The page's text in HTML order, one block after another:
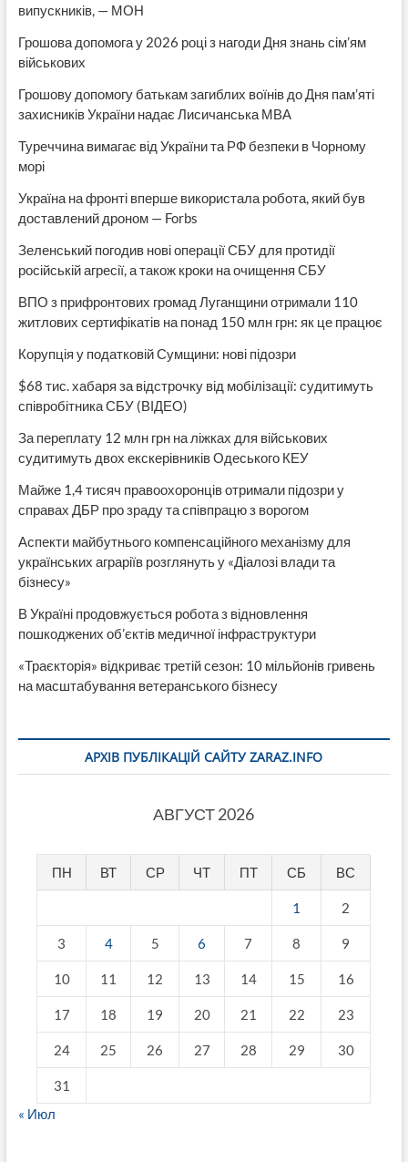
випускників, — МОН
Грошова допомога у 2026 році з нагоди Дня знань сім’ям
військових
Грошову допомогу батькам загиблих воїнів до Дня пам’яті
захисників України надає Лисичанська МВА
Туреччина вимагає від України та РФ безпеки в Чорному
морі
Україна на фронті вперше використала робота, який був
доставлений дроном — Forbs
Зеленський погодив нові операції СБУ для протидії
російській агресії, а також кроки на очищення СБУ
ВПО з прифронтових громад Луганщини отримали 110
житлових сертифікатів на понад 150 млн грн: як це працює
Корупція у податковій Сумщини: нові підозри
$68 тис. хабаря за відстрочку від мобілізації: судитимуть
співробітника СБУ (ВІДЕО)
За переплату 12 млн грн на ліжках для військових
судитимуть двох екскерівників Одеського КЕУ
Майже 1,4 тисяч правоохоронців отримали підозри у
справах ДБР про зраду та співпрацю з ворогом
Аспекти майбутнього компенсаційного механізму для
українських аграріїв розглянуть у «Діалозі влади та
бізнесу»
В Україні продовжується робота з відновлення
пошкоджених об’єктів медичної інфраструктури
«Траєкторія» відкриває третій сезон: 10 мільйонів гривень
на масштабування ветеранського бізнесу
АРХІВ ПУБЛІКАЦІЙ САЙТУ ZARAZ.INFO
АВГУСТ 2026
ПН ВТ СР ЧТ ПТ СБ ВС
1 2
3 4 5 6 7 8 9
10 11 12 13 14 15 16
17 18 19 20 21 22 23
24 25 26 27 28 29 30
31
« Июл